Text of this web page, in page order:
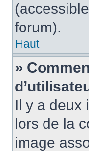
forum).
Haut
»
Il y a deux
lors de la
image